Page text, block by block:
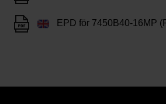
EPD för 7450B40-16MP